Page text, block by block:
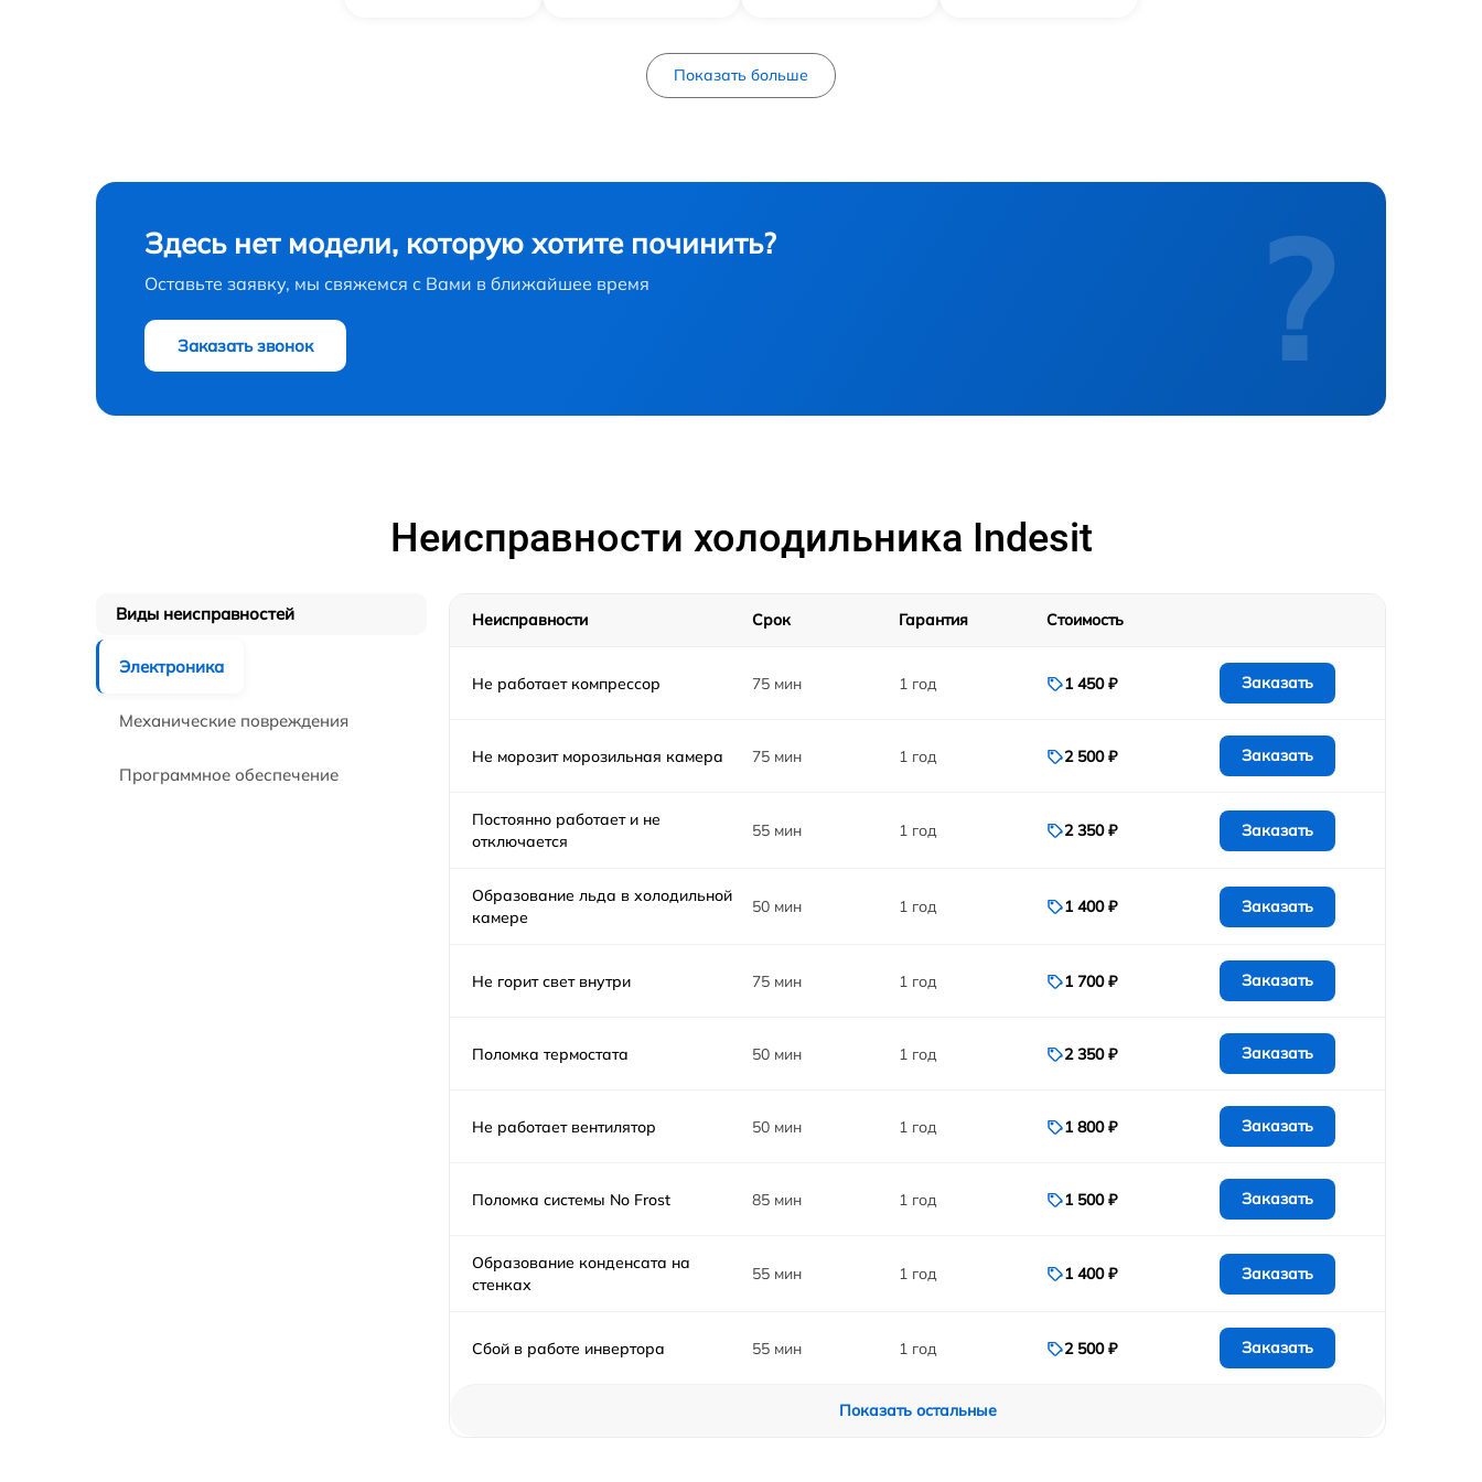
от 60 мин
Показать больше
Здесь нет модели, которую хотите починить?
Оставьте заявку, мы свяжемся с Вами в ближайшее время
Заказать звонок ?
Неисправности холодильника Indesit
Виды неисправностей
Электроника
Механические повреждения
Программное обеспечение
Неисправности Срок Гарантия Стоимость
Не работает компрессор 75 мин 1 год 1 450 ₽ Заказать
Не морозит морозильная камера 75 мин 1 год 2 500 ₽ Заказать
Постоянно работает и не
отключается
55 мин 1 год 2 350 ₽ Заказать
Образование льда в холодильной
камере
50 мин 1 год 1 400 ₽ Заказать
Не горит свет внутри 75 мин 1 год 1 700 ₽ Заказать
Поломка термостата 50 мин 1 год 2 350 ₽ Заказать
Не работает вентилятор 50 мин 1 год 1 800 ₽ Заказать
Поломка системы No Frost 85 мин 1 год 1 500 ₽ Заказать
Образование конденсата на
стенках
55 мин 1 год 1 400 ₽ Заказать
Сбой в работе инвертора 55 мин 1 год 2 500 ₽ Заказать
Показать остальные